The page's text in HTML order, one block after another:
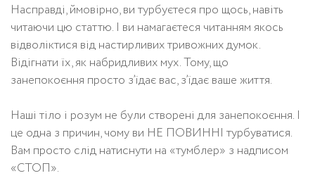
Насправді, ймовірно, ви турбуєтеся про щось, навіть
читаючи цю статтю. І ви намагаєтеся читанням якось
відволіктися від настирливих тривожних думок.
Відігнати їх, як набридливих мух. Тому, що
занепокоєння просто з’їдає вас, з’їдає ваше життя.
Наші тіло і розум не були створені для занепокоєння. І
це одна з причин, чому ви НЕ ПОВИННІ турбуватися.
Вам просто слід натиснути на «тумблер» з надписом
«СТОП».